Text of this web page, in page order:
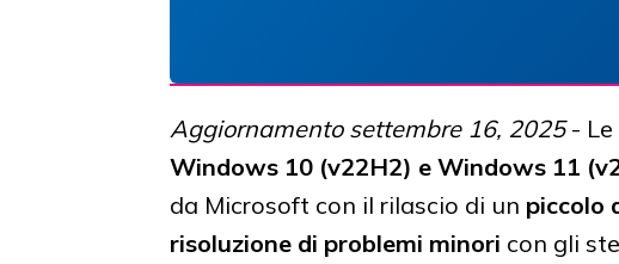
Aggiornamento settembre 16, 2025- Le
Windows 10 (v22H2) e Windows 11
da Microsoft con il rilascio di un piccolo
risoluzione di problemi minori con gli